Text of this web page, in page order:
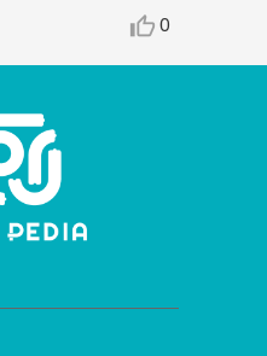
thumb_up_alt0